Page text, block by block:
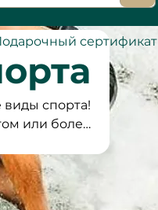
сертификат
спорта!
или более
море,
— всё под